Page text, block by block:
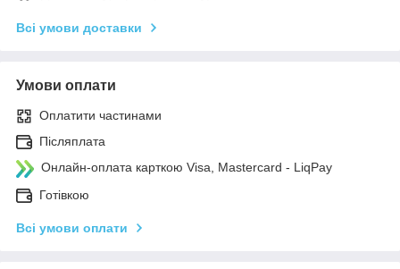
Всі умови доставки
Умови оплати
Оплатити частинами
Післяплата
Онлайн-оплата карткою Visa, Mastercard - LiqPay
Готівкою
Всі умови оплати